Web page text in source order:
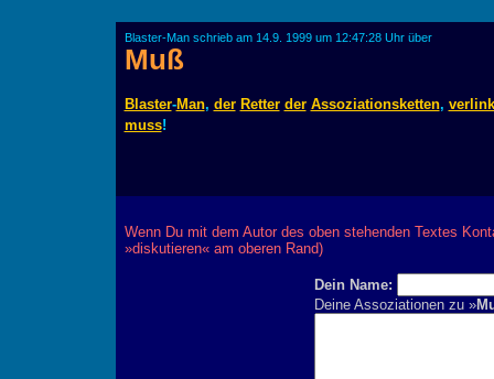
Blaster-Man schrieb am 14.9. 1999 um 12:47:28 Uhr über
Muß
Blaster-Man, der Retter der Assoziationsketten,
muss!
Wenn Du mit dem Autor des oben stehenden Textes
»diskutieren« am oberen Rand)
Dein Name:
Deine Assoziationen zu »